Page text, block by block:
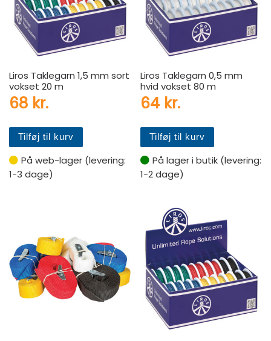
Liros Taklegarn 1,5 mm sort
vokset 20 m
68 kr.
Tilføj til kurv
På web-lager (levering:
1-3 dage)
Liros Taklegarn 0,5 mm
hvid vokset 80 m
64 kr.
Tilføj til kurv
På lager i butik (levering:
1-2 dage)